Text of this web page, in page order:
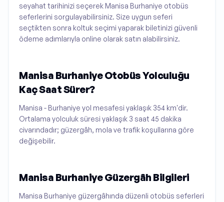
seyahat tarihinizi seçerek Manisa Burhaniye otobüs
seferlerini sorgulayabilirsiniz. Size uygun seferi
seçtikten sonra koltuk seçimi yaparak biletinizi güvenli
ödeme adımlarıyla online olarak satın alabilirsiniz.
Manisa Burhaniye Otobüs Yolculuğu
Kaç Saat Sürer?
Manisa - Burhaniye yol mesafesi yaklaşık 354 km'dir.
Ortalama yolculuk süresi yaklaşık 3 saat 45 dakika
civarındadır; güzergâh, mola ve trafik koşullarına göre
değişebilir.
Manisa Burhaniye Güzergâh Bilgileri
Manisa Burhaniye güzergâhında düzenli otobüs seferleri